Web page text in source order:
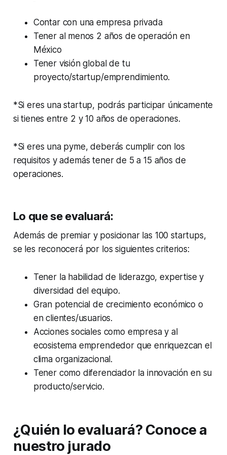
Contar con una empresa privada
Tener al menos 2 años de operación en
México
Tener visión global de tu
proyecto/startup/emprendimiento.
*Si eres una startup, podrás participar únicamente
si tienes entre 2 y 10 años de operaciones.
*Si eres una pyme, deberás cumplir con los
requisitos y además tener de 5 a 15 años de
operaciones.
Lo que se evaluará:
Además de premiar y posicionar las 100 startups,
se les reconocerá por los siguientes criterios:
Tener la habilidad de liderazgo, expertise y
diversidad del equipo.
Gran potencial de crecimiento económico o
en clientes/usuarios.
Acciones sociales como empresa y al
ecosistema emprendedor que enriquezcan el
clima organizacional.
Tener como diferenciador la innovación en su
producto/servicio.
¿Quién lo evaluará? Conoce a
nuestro jurado